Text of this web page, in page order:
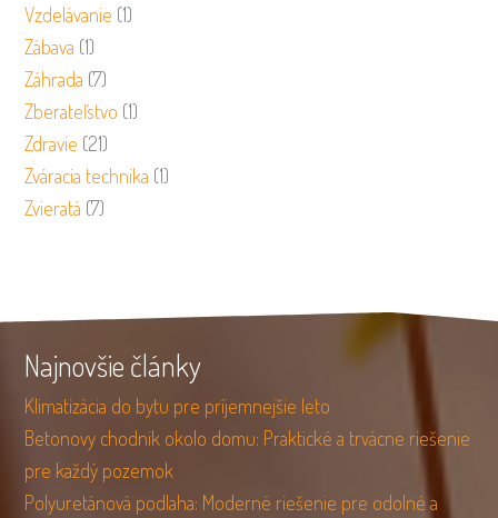
Vzdelávanie (1)
Zábava (1)
Záhrada (7)
Zberateľstvo (1)
Zdravie (21)
Zváracia technika (1)
Zvieratá (7)
Najnovšie články
Klimatizácia do bytu pre príjemnejšie leto
Betonovy chodnik okolo domu: Praktické a trvácne riešenie
pre každý pozemok
Polyuretánová podlaha: Moderné riešenie pre odolné a